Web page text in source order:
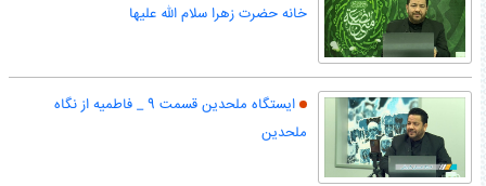
خانه حضرت زهرا سلام الله علیها
ایستگاه ملحدین قسمت 9 _ فاطمیه از نگاه
ملحدین